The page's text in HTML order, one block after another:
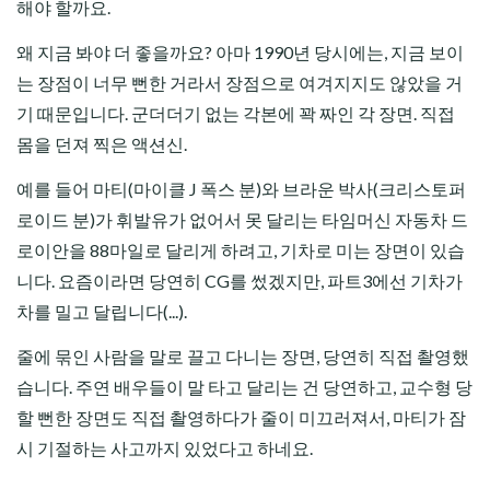
해야 할까요.
왜 지금 봐야 더 좋을까요? 아마 1990년 당시에는, 지금 보이
는 장점이 너무 뻔한 거라서 장점으로 여겨지지도 않았을 거
기 때문입니다. 군더더기 없는 각본에 꽉 짜인 각 장면. 직접
몸을 던져 찍은 액션신.
예를 들어 마티(마이클 J 폭스 분)와 브라운 박사(크리스토퍼
로이드 분)가 휘발유가 없어서 못 달리는 타임머신 자동차 드
로이안을 88마일로 달리게 하려고, 기차로 미는 장면이 있습
니다. 요즘이라면 당연히 CG를 썼겠지만, 파트3에선 기차가
차를 밀고 달립니다(...).
줄에 묶인 사람을 말로 끌고 다니는 장면, 당연히 직접 촬영했
습니다. 주연 배우들이 말 타고 달리는 건 당연하고, 교수형 당
할 뻔한 장면도 직접 촬영하다가 줄이 미끄러져서, 마티가 잠
시 기절하는 사고까지 있었다고 하네요.